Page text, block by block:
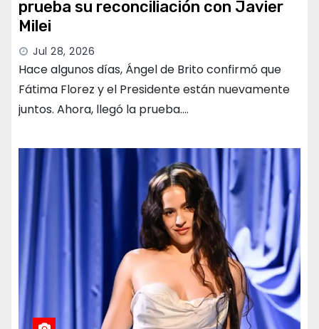
prueba su reconciliación con Javier
Milei
Jul 28, 2026
Hace algunos días, Ángel de Brito confirmó que
Fátima Florez y el Presidente están nuevamente
juntos. Ahora, llegó la prueba.…